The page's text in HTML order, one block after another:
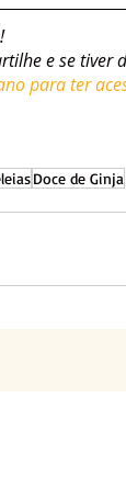
e se tiver
para ter
Doce de Ginja